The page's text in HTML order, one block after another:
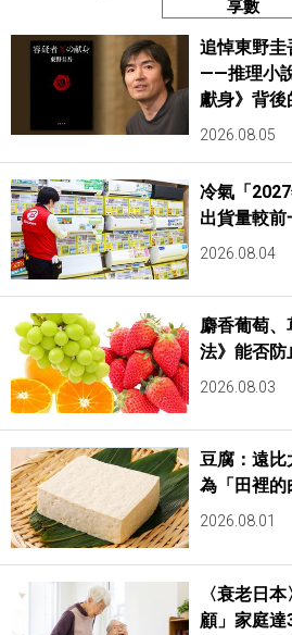
享數
追悼東野圭
——推理小
獻身》背後
2026.08.05
冷氣「
出貨量較
2026.08.04
麝香葡萄
法》能否防
2026.08.03
豆腐：遠比
為「田裡的
2026.08.01
〈衰老日
顧」家庭